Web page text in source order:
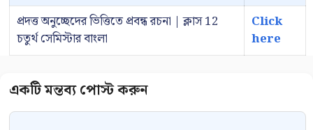
প্রদত্ত অনুচ্ছেদের ভিত্তিতে প্রবন্ধ রচনা | ক্লাস 12
চতুর্থ সেমিস্টার বাংলা
Click
here
Comment